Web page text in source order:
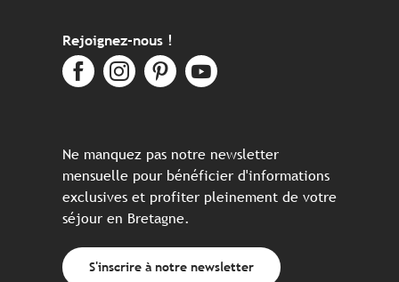
Rejoignez-nous !
Ne manquez pas notre newsletter
mensuelle pour bénéficier d'informations
exclusives et profiter pleinement de votre
séjour en Bretagne.
S'inscrire à notre newsletter